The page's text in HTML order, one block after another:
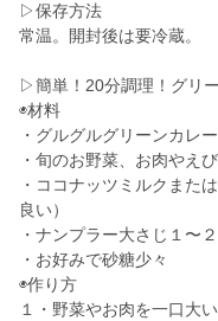
▷保存方法
常温。開封後は要冷蔵。
▷簡単！20分調理！グリ
◉材料
・グルグルグリーンカレ
・旬のお野菜、お肉やえ
・ココナッツミルクまた
良い）
・ナンプラー大さじ１〜２
・お好みで砂糖少々
◉作り方
１・野菜やお肉を一口大